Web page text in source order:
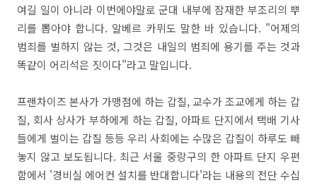
여길 일이 아니라 이번에야말로 군대 내부에 잠재한 부조리의 뿌
리를 뽑아야 합니다. 알베르 카뮈도 말한 바 있습니다. "어제의
범죄를 벌하지 않는 것, 그것은 내일의 범죄에 용기를 주는 것과
똑같이 어리석은 짓이다"라고 말입니다.
프랜차이즈 본사가 가맹점에 하는 갑질, 교수가 조교에게 하는 갑
질, 회사 상사가 부하에게 하는 갑질, 아파트 단지에서 택배 기사
들에게 벌이는 갑질 등등 우리 사회에는 수많은 갑질이 하루도 빼
놓지 않고 보도됩니다. 최근 서울 중랑구의 한 아파트 단지 우편
함에서 '경비실 에어컨 설치를 반대합니다'라는 내용의 전단 수십